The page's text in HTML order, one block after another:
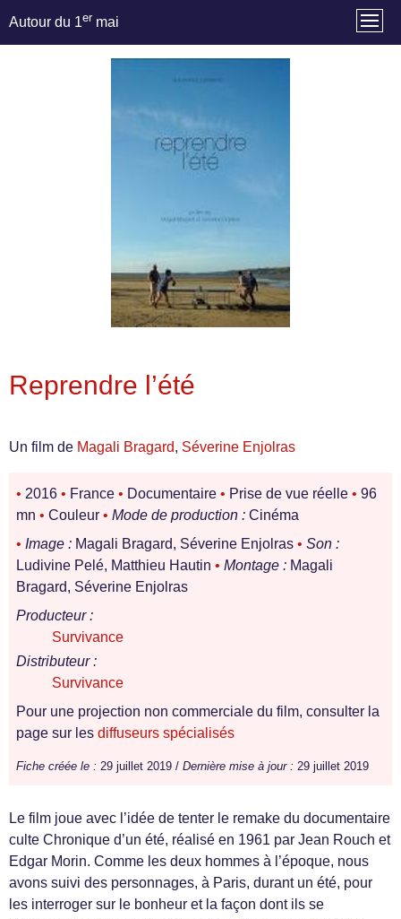
Autour du 1er mai
Reprendre l’été
Un film de Magali Bragard, Séverine Enjolras
• 2016 • France • Documentaire • Prise de vue réelle • 96
mn • Couleur • Mode de production : Cinéma
• Image : Magali Bragard, Séverine Enjolras • Son :
Ludivine Pelé, Matthieu Hautin • Montage : Magali
Bragard, Séverine Enjolras
Producteur :
Survivance
Distributeur :
Survivance
Pour une projection non commerciale du film, consulter la
page sur les diffuseurs spécialisés
Fiche créée le : 29 juillet 2019 / Dernière mise à jour : 29 juillet 2019
Le film joue avec l’idée de tenter le remake du documentaire
culte Chronique d’un été, réalisé en 1961 par Jean Rouch et
Edgar Morin. Comme les deux hommes à l’époque, nous
avons suivi des personnages, à Paris, durant un été, pour
les interroger sur le bonheur et la façon dont ils se